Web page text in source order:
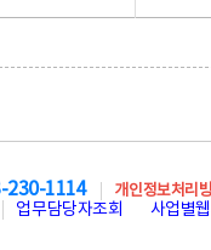
230-1114 개인정보처리
업무담당자조회 사업별